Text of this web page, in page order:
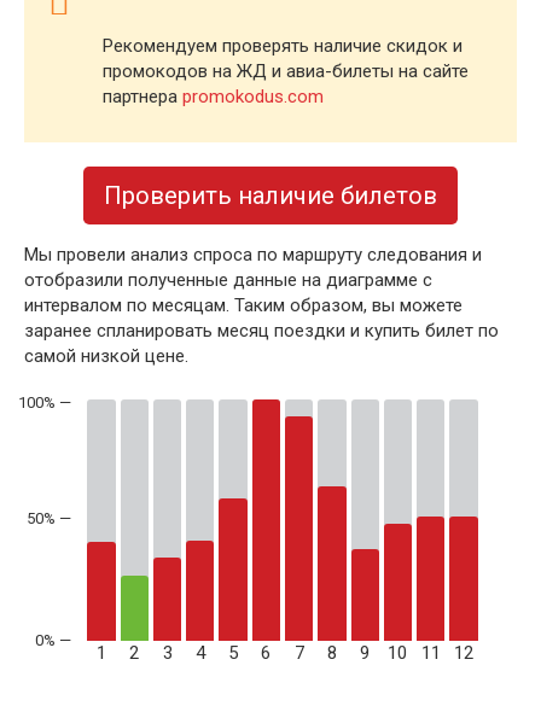
Рекомендуем проверять наличие скидок и
промокодов на ЖД и авиа-билеты на сайте
партнера promokodus.com
Проверить наличие билетов
Мы провели анализ спроса по маршруту следования и
отобразили полученные данные на диаграмме с
интервалом по месяцам. Таким образом, вы можете
заранее спланировать месяц поездки и купить билет по
самой низкой цене.
50% —
1 2 3 4 5 6 7 8 9 10 11 12